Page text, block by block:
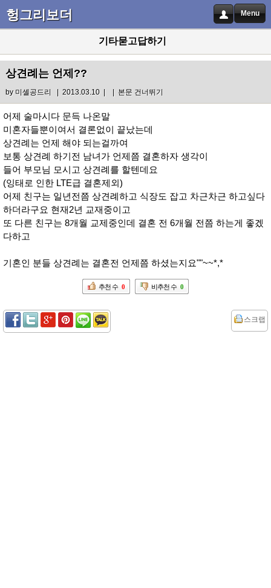
헝그리보더 Menu
기타묻고답하기
상견례는 언제??
by 미셸공드리 | 2013.03.10 | | 본문 건너뛰기
어제 술마시다 문득 나온말
미혼자들뿐이여서 결론없이 끝났는데
상견례는 언제 해야 되는걸까여
보통 상견례 하기전 남녀가 언제쯤 결혼하자 생각이
들어 부모님 모시고 상견례를 할텐데요
(잉태로 인한 LTE급 결혼제외)
어제 친구는 일년전쯤 상견례하고 식장도 잡고 차근차근 하고싶다
하더라구요 현재2년 교재중이고
또 다른 친구는 8개월 교제중인데 결혼 전 6개월 전쯤 하는게 좋겠
다하고
기혼인 분들 상견례는 결혼전 언제쯤 하셨는지요""~~*,*
추천 수 0 비추천 수 0
스크랩